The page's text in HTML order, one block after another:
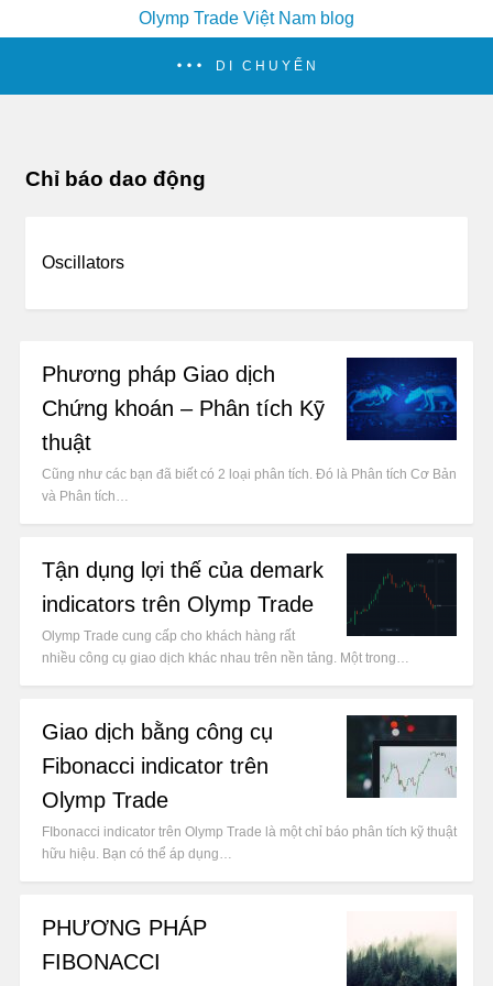
Olymp Trade Việt Nam blog
DI CHUYỂN
Chỉ báo dao động
Oscillators
Phương pháp Giao dịch
Chứng khoán – Phân tích Kỹ
thuật
Cũng như các bạn đã biết có 2 loại phân tích. Đó là Phân tích Cơ Bản
và Phân tích…
Tận dụng lợi thế của demark
indicators trên Olymp Trade
Olymp Trade cung cấp cho khách hàng rất
nhiều công cụ giao dịch khác nhau trên nền tảng. Một trong…
Giao dịch bằng công cụ
Fibonacci indicator trên
Olymp Trade
FIbonacci indicator trên Olymp Trade là một chỉ báo phân tích kỹ thuật
hữu hiệu. Bạn có thể áp dụng…
PHƯƠNG PHÁP
FIBONACCI